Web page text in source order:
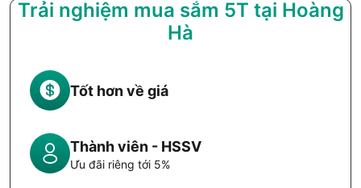
Trải nghiệm mua sắm 5T tại Hoàng
Hà
Tốt hơn về giá
Thành viên - HSSV
Ưu đãi riêng tới 5%